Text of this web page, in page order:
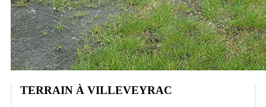
TERRAIN À VILLEVEYRAC